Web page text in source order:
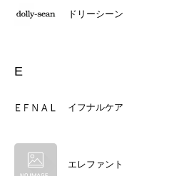
ドリーシーン
E
イフナルケア
エレファント